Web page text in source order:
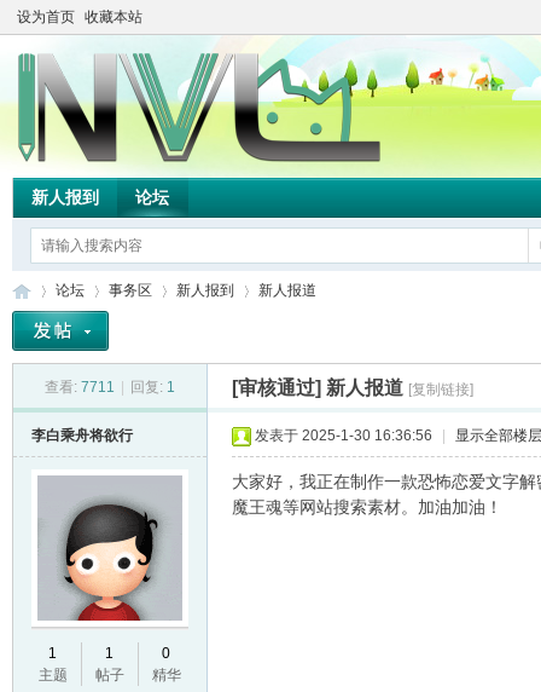
设为首页 收藏本站
新人报到 论坛
论坛
›
事务区
›
新人报到
›
新人报道
查看: 7711 回复: 1 [审核通过] 新人报道 [复制链接]
李白乘舟将欲行
1
主题
1
帖子
0
精华
发表于 2025-1-30 16:36:56 显示全部楼层
大家好，我正在制作一款恐怖恋爱文字
魔王魂等网站搜索素材。加油加油！